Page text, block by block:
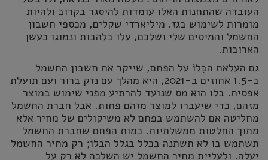
העובדה שהתחנות האלו עומדות להיסגר בקרוב ולהיות
מומרות לשימוש בגז. מיליארדי שקלים, מכספי חשבון
החשמל והמיסים שלי ושלכם, עלו בלהבות ונמוגו כעשן
הארובות.
גם העלאת הבְּלוֹ על הפחם, שייקר את חשבון החשמל
ב-1.5 אחוזים ב-2021, היא מהלך עם נזק ברור ועם תועלת
אפסית. בלו הוא מס שנועד להרתיע מפני שימוש במוצר
מזהם, כדי שיעברו למוצר מזהם פחות. אבל חברת החשמל
מחליטה אם להשתמש בפחם לא משיקולים של מחיר אלא
מתוך החלטות ממשלתיות. כמות הפחם שחברת החשמל
תשתמש בו לא תשתנה בכלל בגלל הבּלוֹ; רק מחיר החשמל
יעלה. ולעליית מחיר החשמל יש השלכה לא רק על